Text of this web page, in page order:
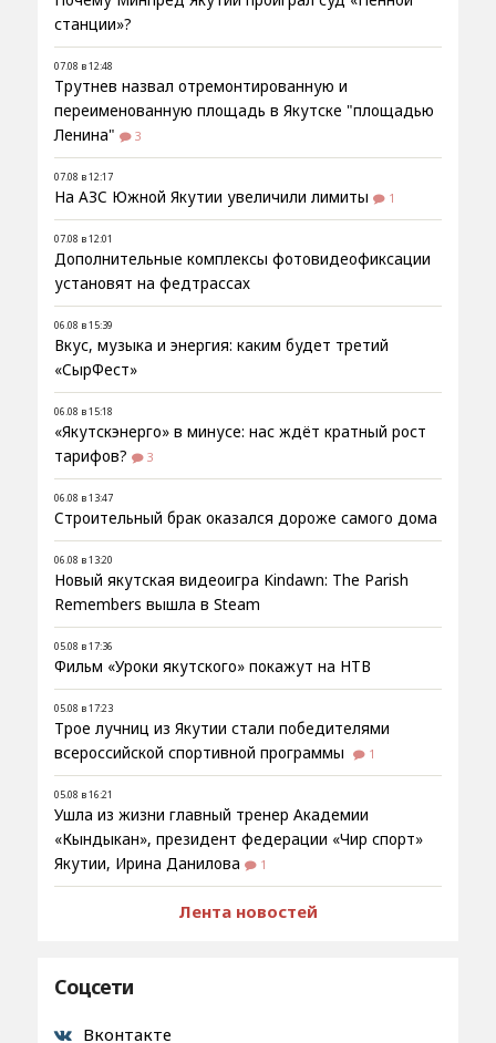
станции»?
07.08 в 12:48
Трутнев назвал отремонтированную и
переименованную площадь в Якутске "площадью
Ленина"
3
07.08 в 12:17
На АЗС Южной Якутии увеличили лимиты 1
07.08 в 12:01
Дополнительные комплексы фотовидеофиксации
установят на федтрассах
06.08 в 15:39
Вкус, музыка и энергия: каким будет третий
«СырФест»
06.08 в 15:18
«Якутскэнерго» в минусе: нас ждёт кратный рост
тарифов?
3
06.08 в 13:47
Строительный брак оказался дороже самого дома
06.08 в 13:20
Новый якутская видеоигра Kindawn: The Parish
Remembers вышла в Steam
05.08 в 17:36
Фильм «Уроки якутского» покажут на НТВ
05.08 в 17:23
Трое лучниц из Якутии стали победителями
всероссийской спортивной программы
1
05.08 в 16:21
Ушла из жизни главный тренер Академии
«Кындыкан», президент федерации «Чир спорт»
Якутии, Ирина Данилова
1
Лента новостей
Соцсети
Вконтакте